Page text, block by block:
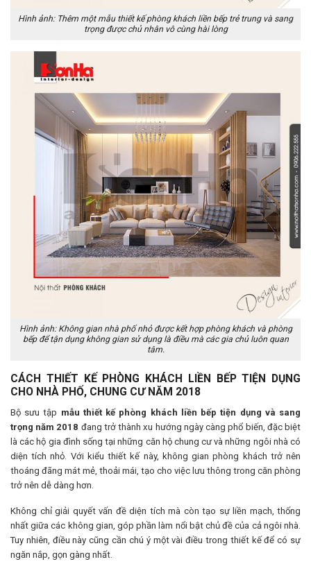
Hình ảnh: Thêm một mẫu thiết kế phòng khách liền bếp trẻ trung và sang
trọng được chủ nhân vô cùng hài lòng
Hình ảnh: Không gian nhà phố nhỏ được kết hợp phòng khách và phòng
bếp để tận dụng không gian sử dụng là điều mà các gia chủ luôn quan
tâm.
CÁCH THIẾT KẾ PHÒNG KHÁCH LIỀN BẾP TIỆN DỤNG
CHO NHÀ PHỐ, CHUNG CƯ NĂM 2018
Bộ sưu tập mẫu thiết kế phòng khách liền bếp tiện dụng và sang
trọng năm 2018 đang trở thành xu hướng ngày càng phổ biến, đặc biệt
là các hộ gia đình sống tại những căn hộ chung cư và những ngôi nhà có
diện tích nhỏ. Với kiểu thiết kế này, không gian phòng khách trở nên
thoáng đãng mát mẻ, thoải mái, tạo cho việc lưu thông trong căn phòng
trở nên dễ dàng hơn.
Không chỉ giải quyết vấn đề diện tích mà còn tạo sự liền mạch, thống
nhất giữa các không gian, góp phần làm nổi bật chủ đề của cả ngôi nhà.
Tuy nhiên, điều này cũng cần chú ý một vài điều trong thiết kế để có sự
ngăn nắp, gọn gàng nhất.